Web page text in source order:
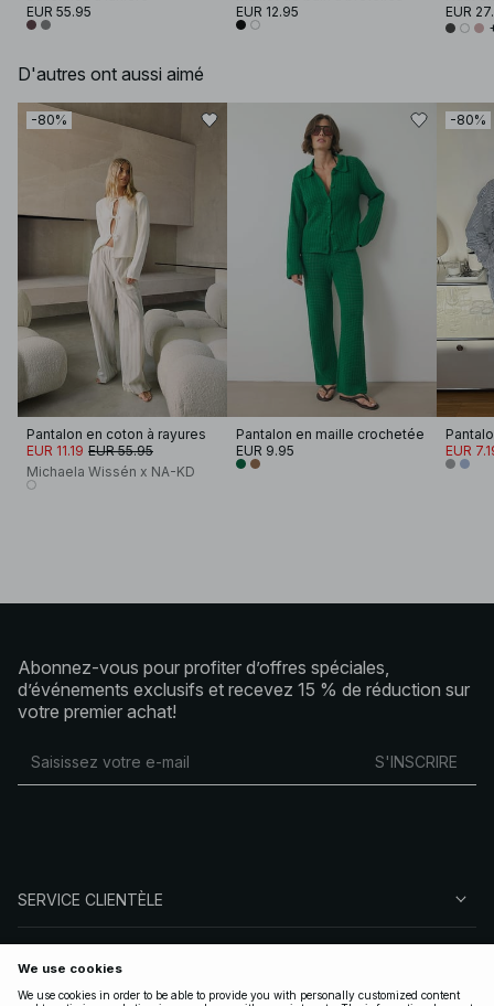
EUR 55.95
EUR 12.95
EUR
D'autres ont aussi aimé
-80%
Pantalon en coton à rayures
EUR 11.19 EUR 55.95
Michaela Wissén x NA-KD
Pantalon en maille crochetée
EUR 9.95
-80%
EUR
Abonnez-vous pour profiter d’offres spéciales,
d’événements exclusifs et recevez 15 % de réduction sur
votre premier achat!
S'INSCRIRE
SERVICE CLIENTÈLE